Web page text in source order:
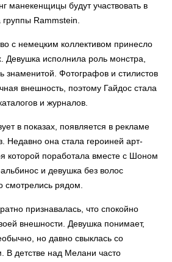
манекенщицы будут участвовать в
Rammstein.
с немецким коллективом принесло
Девушка исполнила роль монстра,
знаменитой. Фотографов и стилистов
внешность, поэтому Гайдос стала
и журналов.
в показах, появляется в рекламе
Недавно она стала героиней арт-
которой поработала вместе с Шоном
и девушка без волос
смотрелись рядом.
признавалась, что спокойно
внешности. Девушка понимает,
но давно свыклась со
детстве над Мелани часто